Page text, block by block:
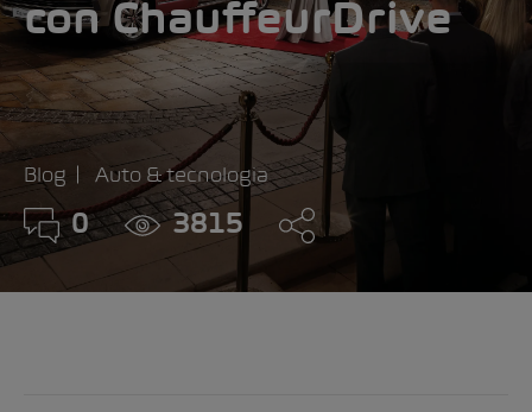
con ChauffeurDrive
Blog Auto & tecnologia
0 3815